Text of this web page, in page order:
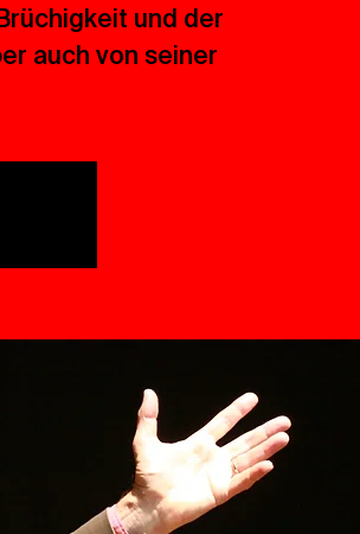
und der
auch von seiner